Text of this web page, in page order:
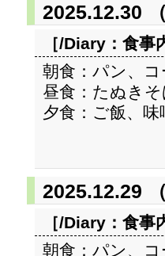
2025.12.30 （
［/Diary： 食事
朝食：パン、コ
昼食：たぬき
夕食：ご飯、
2025.12.29
［/Diary： 食事
朝食：パン、コ